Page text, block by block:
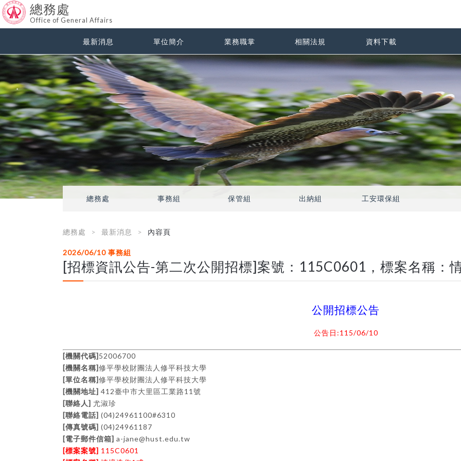
總務處
Office of General Affairs
最新消息 單位簡介 業務職掌 相關法規 資料下載
總務處 事務組 保管組 出納組 工安環保組
總務處 最新消息 內容頁
2026/06/10 事務組
[招標資訊公告-第二次公開招標]案號：115C0601，標案名稱：
公開招標公告
公告日 :115/06/10
[機關代碼]52006700
[機關名稱]修平學校財團法人修平科技大學
[單位名稱]修平學校財團法人修平科技大學
[機關地址] 412臺中市大里區工業路 11 號
[聯絡人] 尤淑珍
[聯絡電話] (04)24961100#6310
[傳真號碼] (04)24961187
[電子郵件信箱] a-jane@hust.edu.tw
[標案案號] 115C0601